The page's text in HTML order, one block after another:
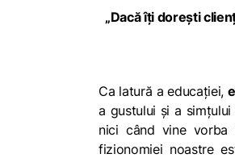
„Dacă îți dorești
Ca latură aeducației,
a gustului și a
nici când vine vorba
fizionomiei noastre